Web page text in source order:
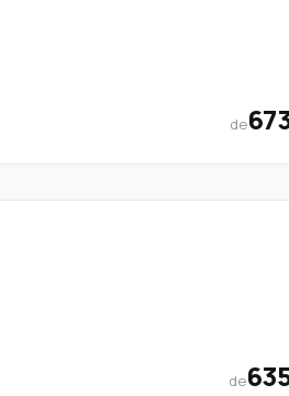
de
de